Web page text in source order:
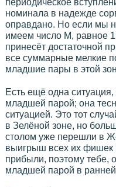
номинала в надежде
оправдано. Но если мы
имеем число М, равное
принесёт достаточной
все суммарные мелкие
младшие пары в этой
Есть ещё одна ситуация,
младшей парой; она
ситуацией. Это тот
в Зелёной зоне, но
столом уже перешли в
выигрыш всех их фишек
прибыли, поэтому тебе,
младшей парой в